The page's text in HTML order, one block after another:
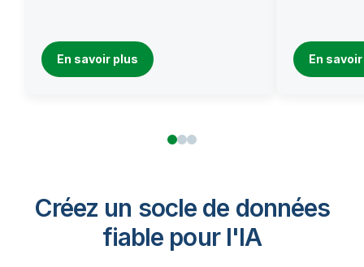
En savoir plus En
Créez un socle de données
fiable pour I'IA